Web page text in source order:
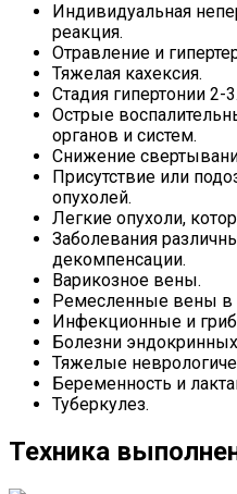
Индивидуальная
реакция.
Отравление и
Тяжелая кахексия.
Стадия гипертонии 2-3.
Острые
органов и систем.
Снижение
Присутствие или
опухолей.
Легкие опухоли,
Заболевания
декомпенсации.
Варикозное вены.
Ремесленные вены в
Инфекционные и
Болезни
Тяжелые
Беременность и
Туберкулез.
Техника